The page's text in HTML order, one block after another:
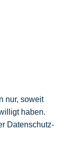
nur, soweit
haben.
Datenschutz-